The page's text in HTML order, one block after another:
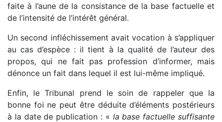
faite à l’aune de la consistance de la base factuelle et
de l’intensité de l’intérêt général.
Un second infléchissement avait vocation à s’appliquer
au cas d’espèce : il tient à la qualité de l’auteur des
propos, qui ne fait pas profession d’informer, mais
dénonce un fait dans lequel il est lui-même impliqué.
Enfin, le Tribunal prend le soin de rappeler que la
bonne foi ne peut être déduite d’éléments postérieurs
à la date de publication : « la base factuelle suffisante